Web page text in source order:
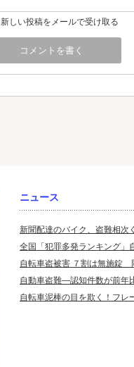
新しい投稿をメールで受け取る
ニュース
新聞配達のバイク、盗難相次
全国「犯罪多発ランキング」
自転車盗被害 ７割は無施錠
自動車盗難—認知件数が前
自転車泥棒の目を欺く！フレ